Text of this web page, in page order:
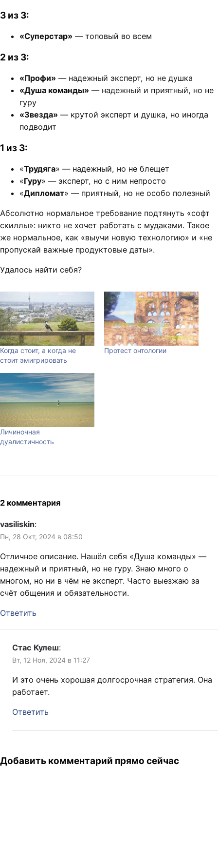
3 из 3:
«Суперстар» — топовый во всем
2 из 3:
«Профи» — надежный эксперт, но не душка
«Душа команды» — надежный и приятный, но не
гуру
«Звезда» — крутой эксперт и душка, но иногда
подводит
1 из 3:
«Трудяга» — надежный, но не блещет
«Гуру» — эксперт, но с ним непросто
«Дипломат» — приятный, но не особо полезный
Абсолютно нормальное требование подтянуть «софт
скиллы»: никто не хочет работать с мудаками. Такое
же нормальное, как «выучи новую технологию» и «не
пропускай важные продуктовые даты».
Удалось найти себя?
Когда стоит, а когда не
стоит эмигрировать
Протест онтологии
Личиночная
дуалистичность
2 комментария
vasiliskin:
Пн, 28 Окт, 2024 в 08:50
Отличное описание. Нашёл себя «Душа команды» —
надежный и приятный, но не гуру. Знаю много о
многом, но ни в чём не эксперт. Часто выезжаю за
счёт общения и обязательности.
Ответить
Стас Кулеш:
Вт, 12 Ноя, 2024 в 11:27
И это очень хорошая долгосрочная стратегия. Она
работает.
Ответить
Добавить комментарий прямо сейчас